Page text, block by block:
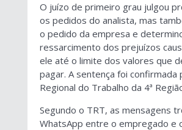
O juízo de primeiro grau julgou
os pedidos do analista, mas
o pedido da empresa e
ressarcimento dos prejuízos
ele até o limite dos valores que
pagar. A sentença foi confirmada
Regional do Trabalho da 4ª
Segundo o TRT, as mensagens
WhatsApp entre o empregado e